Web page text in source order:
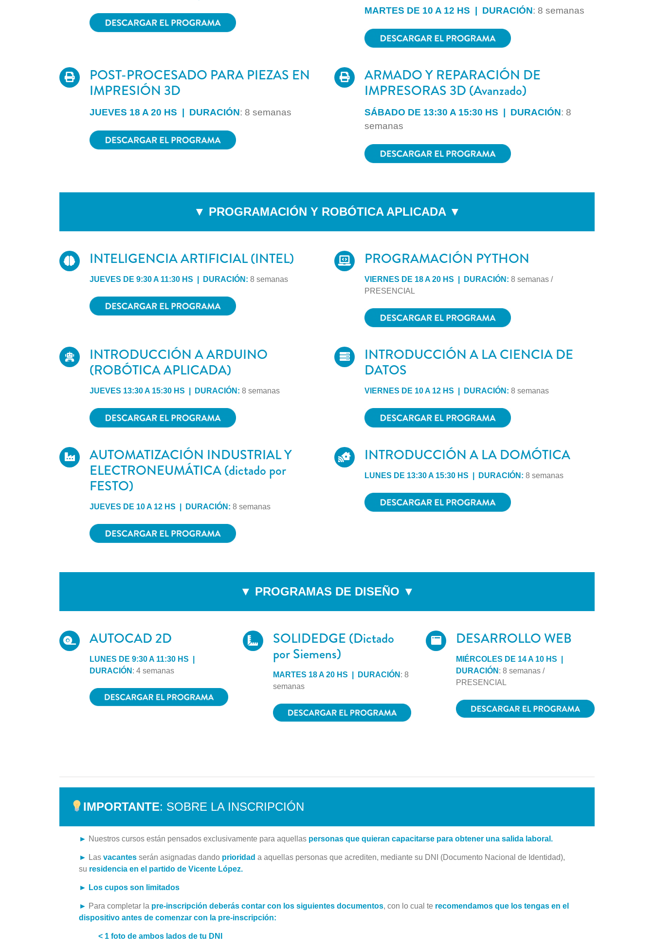
MARTES DE 10 A 12 HS | DURACIÓN: 8 semanas
POST-PROCESADO PARA PIEZAS EN
IMPRESIÓN 3D
JUEVES 18 A 20 HS | DURACIÓN: 8 semanas
ARMADO Y REPARACIÓN DE
IMPRESORAS 3D (Avanzado)
SÁBADO DE 13:30 A 15:30 HS | DURACIÓN: 8
semanas
▼ PROGRAMACIÓN Y ROBÓTICA APLICADA ▼
INTELIGENCIA ARTIFICIAL (INTEL)
JUEVES DE 9:30 A 11:30 HS | DURACIÓN: 8 semanas
PROGRAMACIÓN PYTHON
VIERNES DE 18 A 20 HS | DURACIÓN: 8 semanas /
PRESENCIAL
INTRODUCCIÓN A ARDUINO
(ROBÓTICA APLICADA)
JUEVES 13:30 A 15:30 HS | DURACIÓN: 8 semanas
INTRODUCCIÓN A LA CIENCIA DE
DATOS
VIERNES DE 10 A 12 HS | DURACIÓN: 8 semanas
AUTOMATIZACIÓN INDUSTRIAL Y
ELECTRONEUMÁTICA (dictado por
FESTO)
JUEVES DE 10 A 12 HS | DURACIÓN: 8 semanas
INTRODUCCIÓN A LA DOMÓTICA
LUNES DE 13:30 A 15:30 HS | DURACIÓN: 8 semanas
▼ PROGRAMAS DE DISEÑO ▼
AUTOCAD 2D
LUNES DE 9:30 A 11:30 HS |
DURACIÓN : 4 semanas
SOLIDEDGE (Dictado
por Siemens)
MARTES 18 A 20 HS | DURACIÓN : 8
semanas
DESARROLLO WEB
MIÉRCOLES DE 14 A 10 HS |
DURACIÓN : 8 semanas /
PRESENCIAL
IMPORTANTE: SOBRE LA INSCRIPCIÓN
► Nuestros cursos están pensados exclusivamente para aquellas personas que quieran capacitarse para obtener una salida laboral.
► Las vacantes serán asignadas dando prioridad a aquellas personas que acrediten, mediante su DNI (Documento Nacional de Identidad),
su residencia en el partido de Vicente López.
► Los cupos son limitados
► Para completar la pre-inscripción deberás contar con los siguientes documentos, con lo cual te recomendamos que los tengas en el
dispositivo antes de comenzar con la pre-inscripción:
< 1 foto de ambos lados de tu DNI